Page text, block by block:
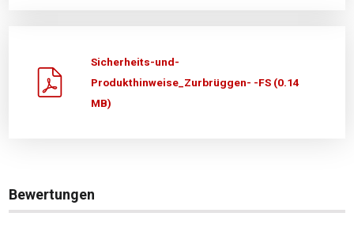
Sicherheits-und-
Produkthinweise_Zurbrüggen- -FS (0.14
MB)
Bewertungen